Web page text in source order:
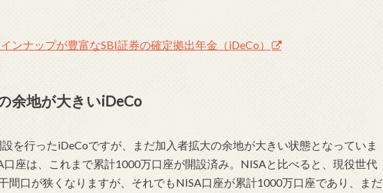
ンナップが豊富なSBI証券の確定拠出年金（iDeCo）
余地が大きいiDeCo
を行ったiDeCoですが、まだ加入者拡大の余地が大きい状態となっていま
座は、これまで累計1000万口座が開設済み。NISAと比べると、現役世代
間口が狭くなりますが、それでもNISA口座が累計1000万口座であり、まだ